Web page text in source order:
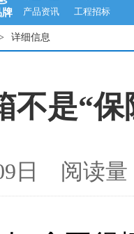
牌
产品资讯
工程招标
详细信息
不是“
09日 阅读